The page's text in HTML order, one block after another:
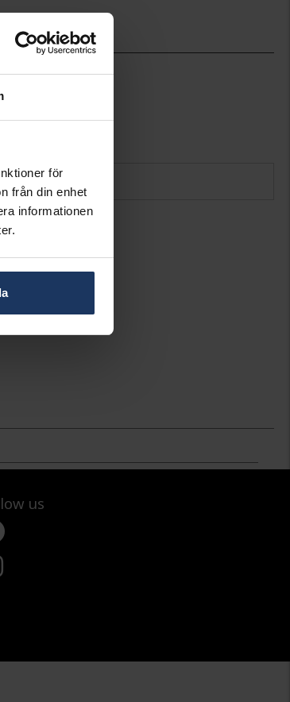
för
från din enhet
informationen
Charms
L
us